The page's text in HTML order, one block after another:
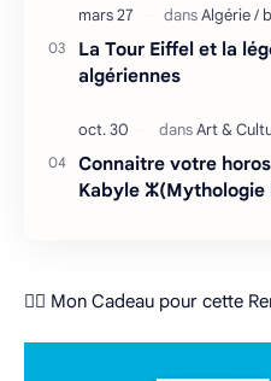
La Tour Eiffel et la
algériennes
Connaitre votre
Kabyle ⵣ(Mythologie
❤️‍🔥 Mon Cadeau pour cette